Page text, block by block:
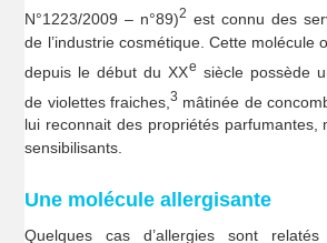
N°1223/2009 – n°89)2 est connu des
de l’industrie cosmétique. Cette molécule
depuis le début du XXe siècle possède
de violettes fraiches,3 mâtinée de
lui reconnait des propriétés parfumantes,
sensibilisants.
Une molécule allergisante
Quelques cas d’allergies sont